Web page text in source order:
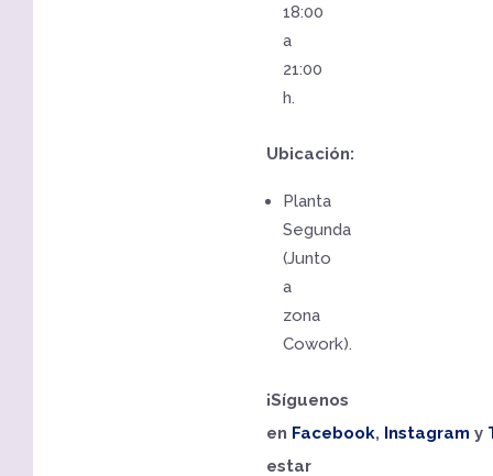
18:00
a
21:00
h.
Ubicación:
Planta
Segunda
(Junto
a
zona
Cowork).
¡Síguenos
en Facebook, Instagram y
estar